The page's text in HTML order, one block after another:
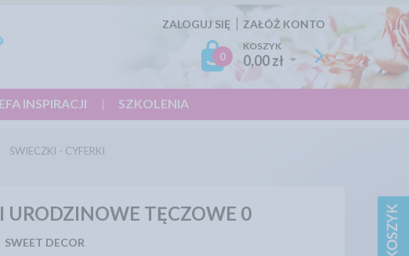
ZALOGUJ SIĘ ZAŁÓŻ KONTO
0
KOSZYK
0,00 zł
INSPIRACJI SZKOLENIA
ŚWIECZKI - CYFERKI
URODZINOWE TĘCZOWE 0
SWEET DECOR